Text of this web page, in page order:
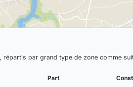
, répartis par grand type de zone comme
Part